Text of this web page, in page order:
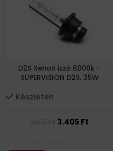
D2S Xenon izzó 6000k –
SUPERVISION D2S, 35W
Készleten
3.405 Ft